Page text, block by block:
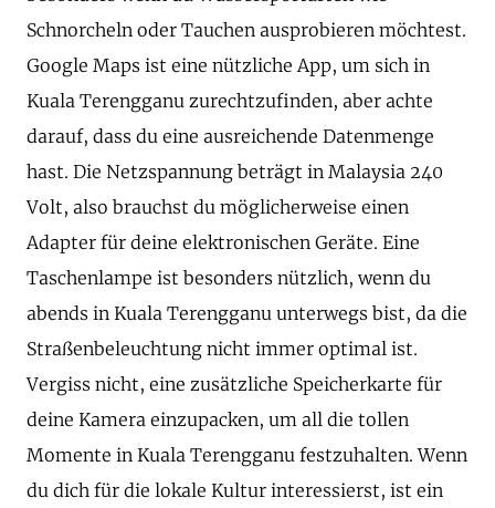
Schnorcheln oder Tauchen ausprobieren möchtest.
Google Maps ist eine nützliche App, um sich in
Kuala Terengganu zurechtzufinden, aber achte
darauf, dass du eine ausreichende Datenmenge
hast. Die Netzspannung beträgt in Malaysia 240
Volt, also brauchst du möglicherweise einen
Adapter für deine elektronischen Geräte. Eine
Taschenlampe ist besonders nützlich, wenn du
abends in Kuala Terengganu unterwegs bist, da die
Straßenbeleuchtung nicht immer optimal ist.
Vergiss nicht, eine zusätzliche Speicherkarte für
deine Kamera einzupacken, um all die tollen
Momente in Kuala Terengganu festzuhalten. Wenn
du dich für die lokale Kultur interessierst, ist ein